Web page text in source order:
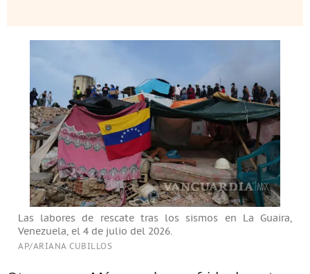
Las labores de rescate tras los sismos en La Guaira,
Venezuela, el 4 de julio del 2026.
AP/ARIANA CUBILLOS